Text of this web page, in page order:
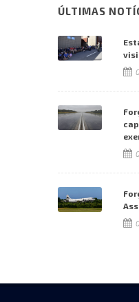
ÚLTIMAS